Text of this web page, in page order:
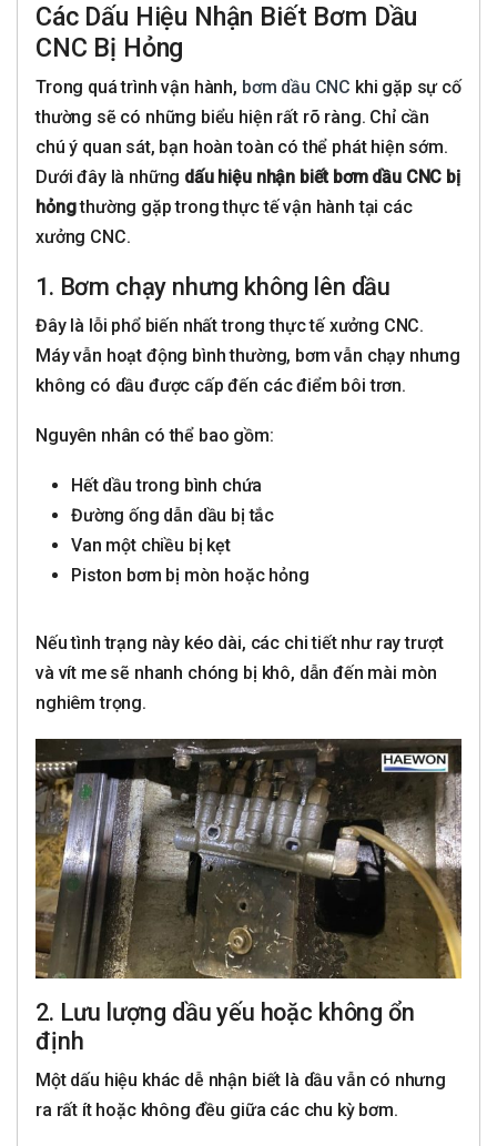
Các Dấu Hiệu Nhận Biết Bơm Dầu
CNC Bị Hỏng
Trong quá trình vận hành, bơm dầu CNC khi gặp sự cố
thường sẽ có những biểu hiện rất rõ ràng. Chỉ cần
chú ý quan sát, bạn hoàn toàn có thể phát hiện sớm.
Dưới đây là những dấu hiệu nhận biết bơm dầu CNC bị
hỏngthường gặp trong thực tế vận hành tại các
xưởng CNC.
1. Bơm chạy nhưng không lên dầu
Đây là lỗi phổ biến nhất trong thực tế xưởng CNC.
Máy vẫn hoạt động bình thường, bơm vẫn chạy nhưng
không có dầu được cấp đến các điểm bôi trơn.
Nguyên nhân có thể bao gồm:
Hết dầu trong bình chứa
Đường ống dẫn dầu bị tắc
Van một chiều bị kẹt
Piston bơm bị mòn hoặc hỏng
Nếu tình trạng này kéo dài, các chi tiết như ray trượt
và vít me sẽ nhanh chóng bị khô, dẫn đến mài mòn
nghiêm trọng.
2. Lưu lượng dầu yếu hoặc không ổn
định
Một dấu hiệu khác dễ nhận biết là dầu vẫn có nhưng
ra rất ít hoặc không đều giữa các chu kỳ bơm.